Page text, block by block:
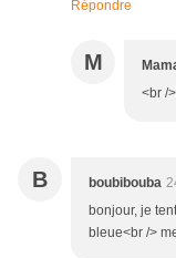
Répondre
M
<br /
B boubibouba
bonjour, je
bleue<br />